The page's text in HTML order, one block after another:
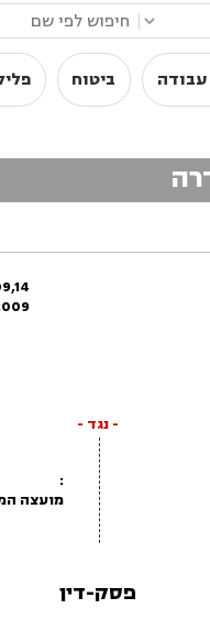
עבודה ביטוח
- נגד -
:
מועצה
פסק-דין